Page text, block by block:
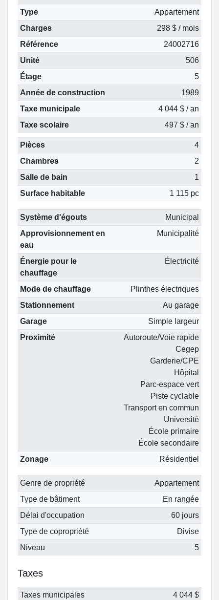
Type
Appartement
Charges
298 $ / mois
Référence
24002716
Unité
506
Étage
5
Année de construction
1989
Taxe municipale
4 044 $ / an
Taxe scolaire
497 $ / an
Pièces
4
Chambres
2
Salle de bain
1
Surface habitable
1 115 pc
Système d'égouts
Municipal
Approvisionnement en
eau
Municipalité
Énergie pour le
chauffage
Électricité
Mode de chauffage
Plinthes électriques
Stationnement
Au garage
Garage
Simple largeur
Proximité
Autoroute/Voie rapide
Cegep
Garderie/CPE
Hôpital
Parc-espace vert
Piste cyclable
Transport en commun
Université
École primaire
École secondaire
Zonage
Résidentiel
Genre de propriété
Appartement
Type de bâtiment
En rangée
Délai d'occupation
60 jours
Type de copropriété
Divise
Niveau
5
Taxes
Taxes municipales
4 044 $